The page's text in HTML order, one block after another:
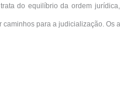
do equilíbrio da ordem
caminhos para a judicialização. Os